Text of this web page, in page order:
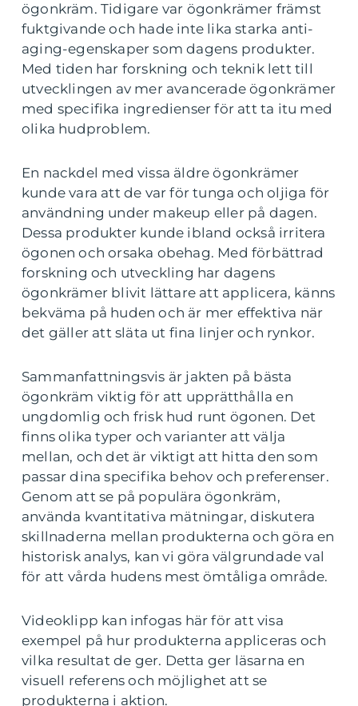
ögonkräm. Tidigare var ögonkrämer främst
fuktgivande och hade inte lika starka anti-
aging-egenskaper som dagens produkter.
Med tiden har forskning och teknik lett till
utvecklingen av mer avancerade ögonkrämer
med specifika ingredienser för att ta itu med
olika hudproblem.
En nackdel med vissa äldre ögonkrämer
kunde vara att de var för tunga och oljiga för
användning under makeup eller på dagen.
Dessa produkter kunde ibland också irritera
ögonen och orsaka obehag. Med förbättrad
forskning och utveckling har dagens
ögonkrämer blivit lättare att applicera, känns
bekväma på huden och är mer effektiva när
det gäller att släta ut fina linjer och rynkor.
Sammanfattningsvis är jakten på bästa
ögonkräm viktig för att upprätthålla en
ungdomlig och frisk hud runt ögonen. Det
finns olika typer och varianter att välja
mellan, och det är viktigt att hitta den som
passar dina specifika behov och preferenser.
Genom att se på populära ögonkräm,
använda kvantitativa mätningar, diskutera
skillnaderna mellan produkterna och göra en
historisk analys, kan vi göra välgrundade val
för att vårda hudens mest ömtåliga område.
Videoklipp kan infogas här för att visa
exempel på hur produkterna appliceras och
vilka resultat de ger. Detta ger läsarna en
visuell referens och möjlighet att se
produkterna i aktion.